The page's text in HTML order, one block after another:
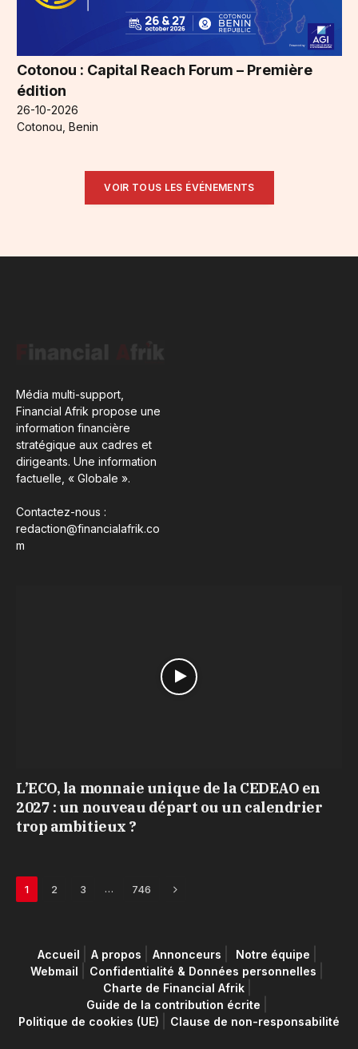
Cotonou : Capital Reach Forum – Première
édition
26-10-2026
Cotonou, Benin
VOIR TOUS LES ÉVÉNEMENTS
Média multi-support,
Financial Afrik propose une
information financière
stratégique aux cadres et
dirigeants. Une information
factuelle, « Globale ».
Contactez-nous :
redaction@financialafrik.co
m
L’ECO, la monnaie unique de la CEDEAO en
2027 : un nouveau départ ou un calendrier
trop ambitieux ?
1 2 3 … 746 Next
Accueil A propos Annonceurs
Notre équipe
Webmail
Confidentialité & Données personnelles
Charte de Financial Afrik
Guide de la contribution écrite
Politique de cookies (UE)
Clause de non-responsabilité